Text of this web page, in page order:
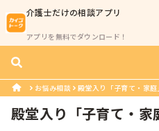
介護士だけの相談アプリ
アプリを無料でダウンロード！
お悩み相談 殿堂入り「子育て・家
殿堂入り「子育て・家